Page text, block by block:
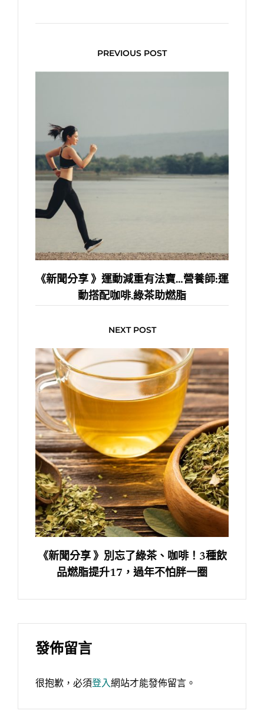
PREVIOUS POST
《新聞分享 》運動減重有法寶…營養師:運
動搭配咖啡.綠茶助燃脂
NEXT POST
《新聞分享 》別忘了綠茶、咖啡！3種飲
品燃脂提升17，過年不怕胖一圈
發佈留言
很抱歉，必須登入網站才能發佈留言。